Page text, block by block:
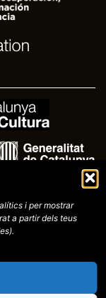
i per mostrar
a partir dels teus